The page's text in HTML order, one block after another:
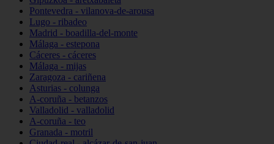
Pontevedra - vilanova-de-arousa
Lugo - ribadeo
Madrid - boadilla-del-monte
Málaga - estepona
Cáceres - cáceres
Málaga - mijas
Zaragoza - cariñena
Asturias - colunga
A-coruña - betanzos
Valladolid - valladolid
A-coruña - teo
Granada - motril